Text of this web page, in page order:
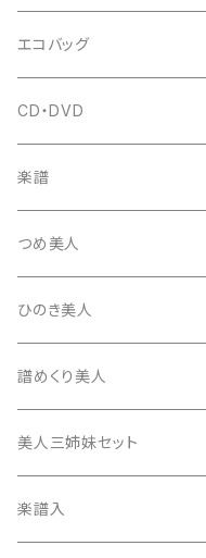
箏柱
柱入
平柱入
三角柱入
琴台
13絃用琴台（低）
13絃用琴台（高）
桐柱箱
消音フェルト
はつね糸
地唄駒
長唄駒
糸駒入
爪駒入
撥入
一丁撥入
三角撥入（ファスナー式）
撥
長唄・民謡撥
地唄撥
撥さや
撥滑り止めゴム
ひざゴム・胴ゴム・おひざもと
天神袋
立奏用譜面台
調子笛・音叉
チューナー・メトロノーム
エコバッグ
CD・DVD
楽譜
つめ美人
ひのき美人
譜めくり美人
美人三姉妹セット
楽譜入